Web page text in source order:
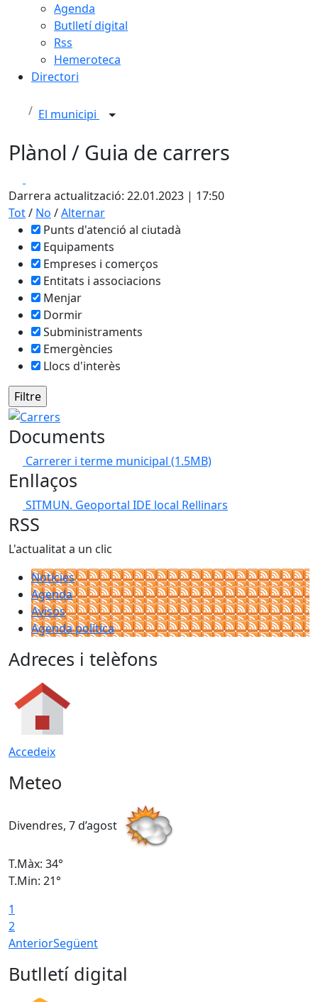
Agenda
Butlletí digital
Rss
Hemeroteca
Directori
El municipi
Plànol / Guia de carrers
+
−
Darrera actualització: 22.01.2023 | 17:50
Tot/ No /Alternar
Punts d'atenció al ciutadà
Equipaments
Empreses i comerços
Entitats i associacions
Menjar
Dormir
Subministraments
Emergències
Llocs d'interès
Carrers
Documents
Carrerer i terme municipal (1.5MB)
Enllaços
SITMUN. Geoportal IDE local Rellinars
RSS
L'actualitat a un clic
Notícies
Agenda
Avisos
Agenda política
Adreces i telèfons
Accedeix
Meteo
Divendres, 7 d’agost
T.Màx: 34°
T.Min: 21°
1
2
AnteriorSegüent
Butlletí digital